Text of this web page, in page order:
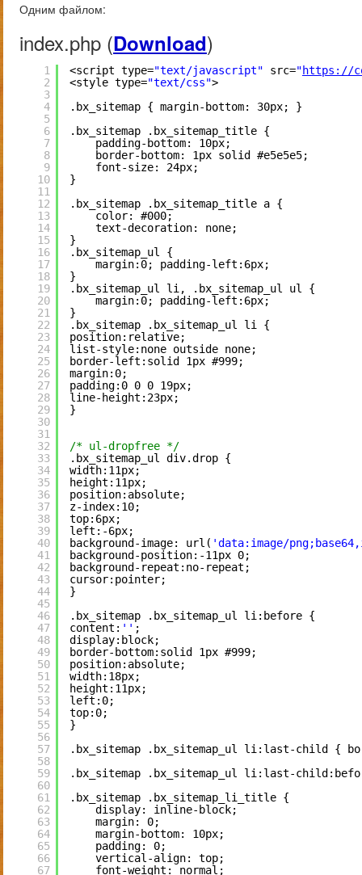
Одним файлом:
index.php (Download)
1
2
3
4
5
6
7
8
9
10
11
12
13
14
15
16
17
18
19
20
21
22
23
24
25
26
27
28
29
30
31
32
33
34
35
36
37
38
39
40
41
42
43
44
45
46
47
48
49
50
51
52
53
54
55
56
57
58
59
60
61
62
63
64
65
66
67
<script type="text/javascript" src="https://
<style type="text/css">
.bx_sitemap { margin-bottom: 30px; }
.bx_sitemap .bx_sitemap_title {
padding-bottom: 10px;
border-bottom: 1px solid #e5e5e5;
font-size: 24px;
}
.bx_sitemap .bx_sitemap_title a {
color: #000;
text-decoration: none;
}
.bx_sitemap_ul {
margin:0; padding-left:6px;
}
.bx_sitemap_ul li, .bx_sitemap_ul ul {
margin:0; padding-left:6px;
}
.bx_sitemap .bx_sitemap_ul li {
position:relative;
list-style:none outside none;
border-left:solid 1px #999;
margin:0;
padding:0 0 0 19px;
line-height:23px;
}
/* ul-dropfree */
.bx_sitemap_ul div.drop {
width:11px;
height:11px;
position:absolute;
z-index:10;
top:6px;
left:-6px;
background-image: url( 'data:image/
background-position:-11px 0;
background-repeat:no-repeat;
cursor:pointer;
}
.bx_sitemap .bx_sitemap_ul li:before {
content: '' ;
display:block;
border-bottom:solid 1px #999;
position:absolute;
width:18px;
height:11px;
left:0;
top:0;
}
.bx_sitemap .bx_sitemap_ul li:last-child {
.bx_sitemap .bx_sitemap_ul li:last-
.bx_sitemap .bx_sitemap_li_title {
display: inline-block;
margin: 0;
margin-bottom: 10px;
padding: 0;
vertical-align: top;
font-weight: normal;